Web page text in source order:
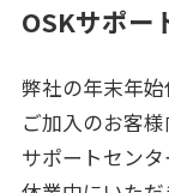
OSKサポー
弊社の年末年
ご加入のお客
サポートセンタ